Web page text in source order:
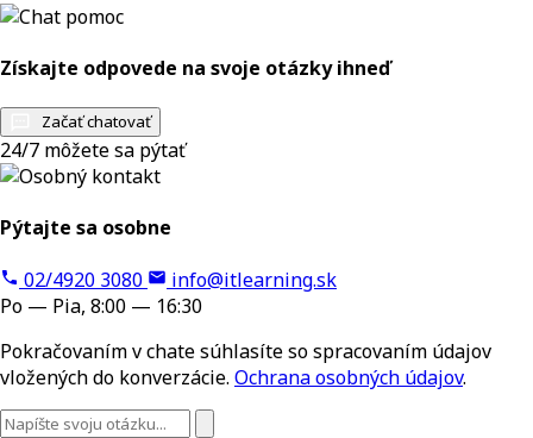
Získajte odpovede na svoje otázky ihneď
Začať chatovať
24/7 môžete sa pýtať
Pýtajte sa osobne
02/4920 3080
info@itlearning.sk
Po — Pia, 8:00 — 16:30
Pokračovaním v chate súhlasíte so spracovaním údajov
vložených do konverzácie. Ochrana osobných údajov.